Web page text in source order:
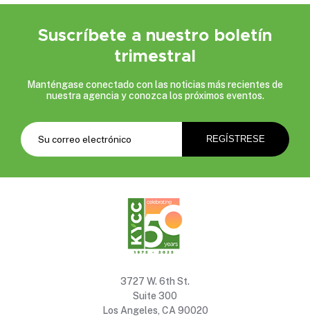
Suscríbete a nuestro boletín
trimestral
Manténgase conectado con las noticias más recientes de
nuestra agencia y conozca los próximos eventos.
3727 W. 6th St.
Suite 300
Los Angeles, CA 90020